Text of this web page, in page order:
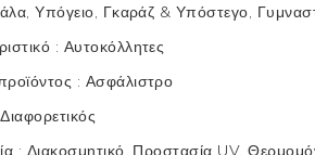
Υπόγειο, Γκαράζ & Υπόστεγο,
: Αυτοκόλλητες
: Ασφάλιστρο
Διαφορετικός
: Διακοσμητικό, Προστασία UV,